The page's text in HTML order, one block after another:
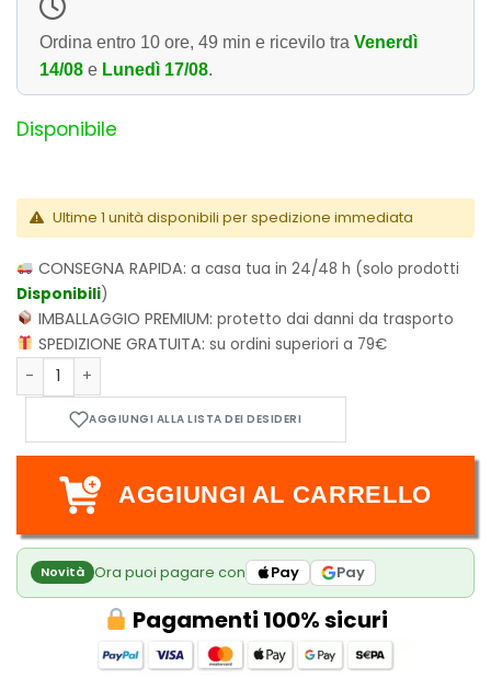
Ordina entro 10 ore, 49 min e ricevilo tra Venerdì
14/08 e Lunedì 17/08.
Disponibile
Ultime 1 unità disponibili per spedizione immediata
CONSEGNA RAPIDA:a casa tua in 24/48 h (solo prodotti
Disponibili)
IMBALLAGGIO PREMIUM:protetto dai danni da trasporto
SPEDIZIONE GRATUITA:su ordini superiori a 79€
Undead Unluck - Vol.4 quantità
AGGIUNGI AL CARRELLO
Novità Ora puoi pagare con Pay Pay
Pagamenti 100% sicuri